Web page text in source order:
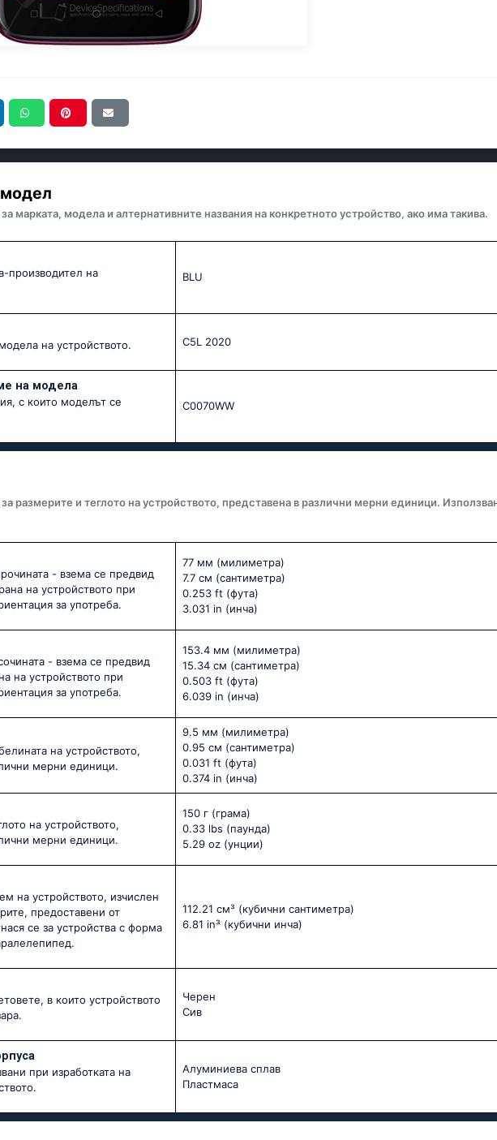
марката, модела и алтернативните названия на конкретното устройство, ако има такива.
производител на
BLU
на устройството.
C5L 2020
на модела
с които моделът се
C0070WW
размерите и теглото на устройството, представена в различни мерни единици.
- взема се предвид
на устройството при
за употреба.
77 мм (милиметра)
7.7 см (сантиметра)
0.253 ft (фута)
3.031 in (инча)
- взема се предвид
на устройството при
за употреба.
153.4 мм (милиметра)
15.34 см (сантиметра)
0.503 ft (фута)
6.039 in (инча)
на устройството,
мерни единици.
9.5 мм (милиметра)
0.95 см (сантиметра)
0.031 ft (фута)
0.374 in (инча)
на устройството,
мерни единици.
150 г (грама)
0.33 lbs (паунда)
5.29 oz (унции)
на устройството, изчислен
предоставени от
се за устройства с форма
112.21 см³ (кубични сантиметра)
6.81 in³ (кубични инча)
в които устройството
Черен
Сив
при изработката на
Алуминиева сплав
Пластмаса